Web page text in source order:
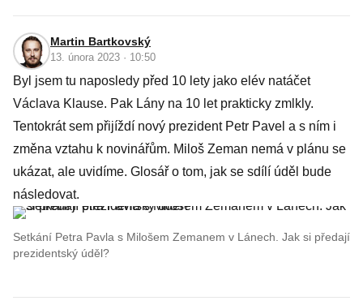
Martin Bartkovský
13. února 2023 · 10:50
Byl jsem tu naposledy před 10 lety jako elév natáčet
Václava Klause. Pak Lány na 10 let prakticky zmlkly.
Tentokrát sem přijíždí nový prezident Petr Pavel a s ním i
změna vztahu k novinářům. Miloš Zeman nemá v plánu se
ukázat, ale uvidíme. Glosář o tom, jak se sdílí úděl bude
následovat.
Setkání Petra Pavla s Milošem Zemanem v Lánech. Jak si předají
prezidentský úděl?